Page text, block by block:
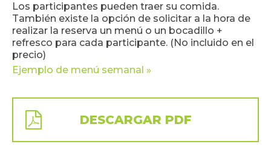
Los participantes pueden traer su comida.
También existe la opción de solicitar a la hora de
realizar la reserva un menú o un bocadillo +
refresco para cada participante. (No incluido en el
precio)
Ejemplo de menú semanal »
DESCARGAR PDF